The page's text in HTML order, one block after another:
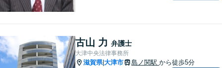
あり】
古山 力 弁護士
大津中央法律事務所
滋賀県|大津市 島ノ関駅 から徒歩5分